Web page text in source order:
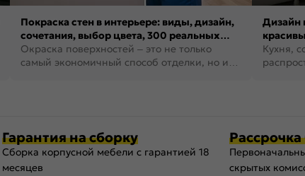
Покраска стен в интерьере: виды, дизайн,
сочетания, выбор цвета, 300 реальных
фото
Окраска поверхностей – это не только
самый экономичный способ отделки, но и
Дизайн
Кухня,
Гарантия на сборку
Сборка корпусной мебели с гарантией 18
месяцев
скрытых